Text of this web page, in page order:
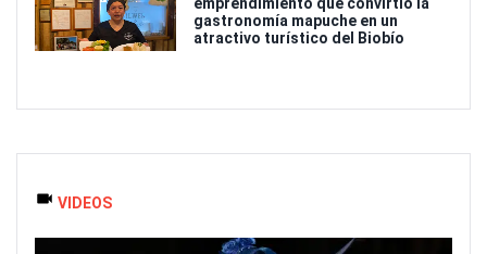
gastronomía mapuche en un
atractivo turístico del Biobío
VIDEOS